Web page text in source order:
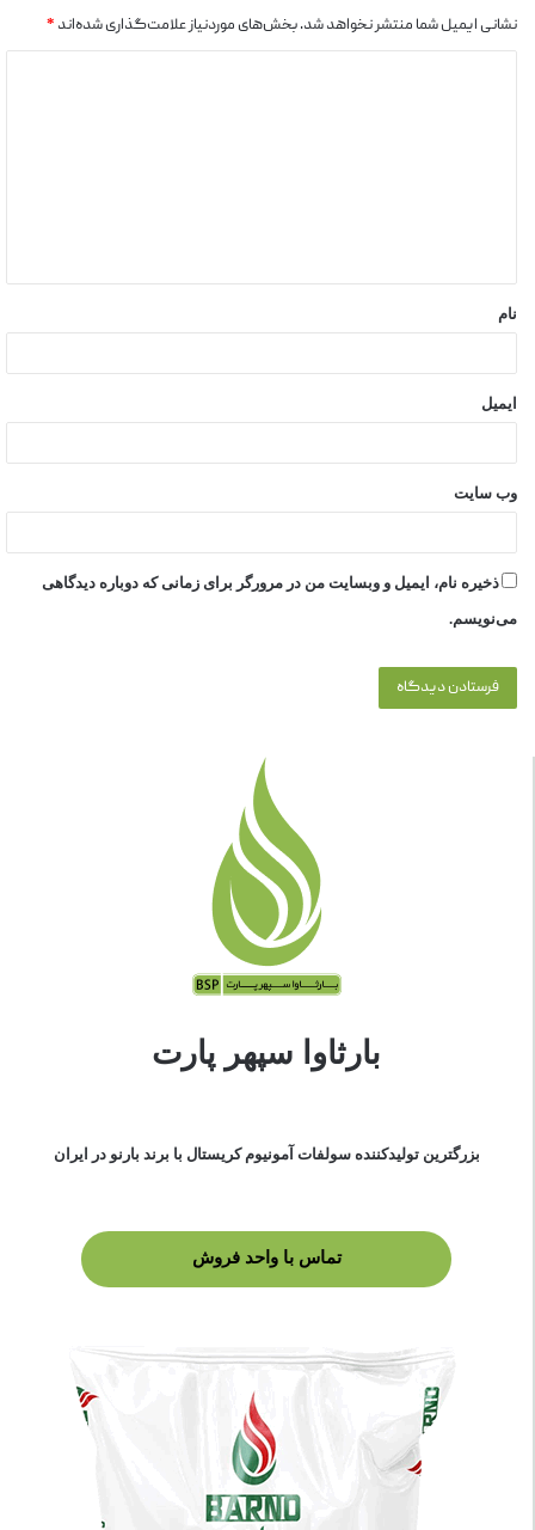
نشانی ایمیل شما منتشر نخواهد شد.بخش‌های موردنیاز علامت‌گذاری شده‌اند *
نام
ایمیل
وب‌ سایت
ذخیره نام، ایمیل و وبسایت من در مرورگر برای زمانی که دوباره دیدگاهی
می‌نویسم.
بارثاوا سپهر پارت
بزرگترین تولیدکننده سولفات آمونیوم کریستال با برند بارنو در ایران
تماس با واحد فروش